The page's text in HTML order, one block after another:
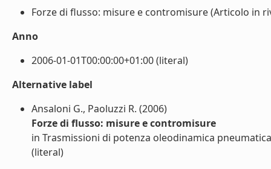
Forze di flusso: misure e contromisure (Articolo in
Anno
2006-01-01T00:00:00+01:00 (literal)
Alternative label
Ansaloni G., Paoluzzi R. (2006)
Forze di flusso: misure e contromisure
in Trasmissioni di potenza oleodinamica
(literal)